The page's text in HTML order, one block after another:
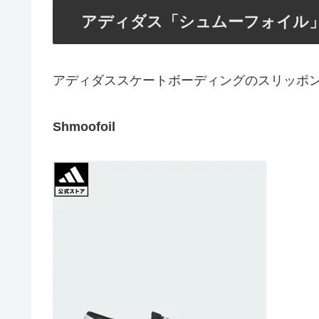
アディダス「シュムーフォイル
アディダススケートボーディングのスリッポ
Shmoofoil